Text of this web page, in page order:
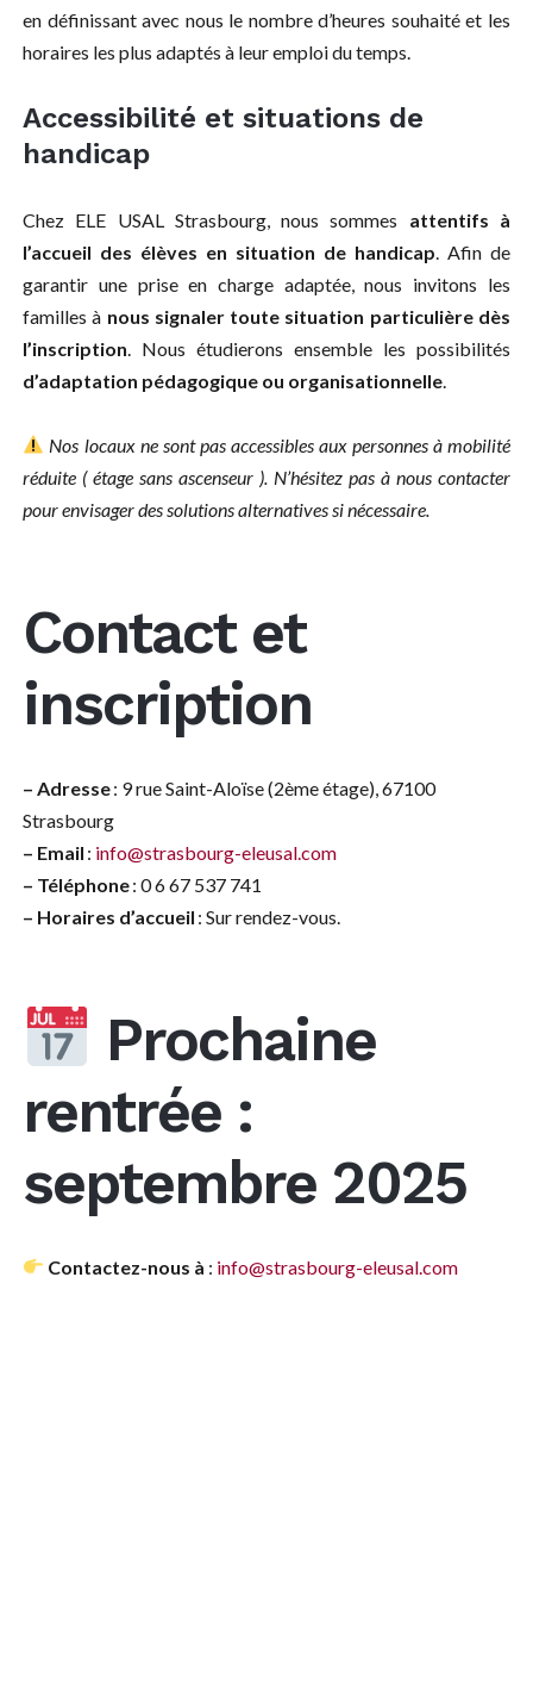
en définissant avec nous le nombre d’heures souhaité et les
horaires les plus adaptés à leur emploi du temps.
Accessibilité et situations de
handicap
Chez ELE USAL Strasbourg, nous sommes attentifs à
l’accueil des élèves en situation de handicap . Afin de
garantir une prise en charge adaptée, nous invitons les
familles à nous signaler toute situation particulière dès
l’inscription . Nous étudierons ensemble les possibilités
d’adaptation pédagogique ou organisationnelle
Nos locaux ne sont pas accessibles aux personnes à mobilité
réduite ( étage sans ascenseur ). N’hésitez pas à nous contacter
pour envisager des solutions alternatives si nécessaire.
Contact et
inscription
– Adresse: 9 rue Saint-Aloïse (2ème étage), 67100
Strasbourg
– Email : info@strasbourg-eleusal.com
– Téléphone: 0 6 67 537 741
– Horaires d’accueil : Sur rendez-vous.
Prochaine
rentrée :
septembre 2025
Contactez-nous à : info@strasbourg-eleusal.com